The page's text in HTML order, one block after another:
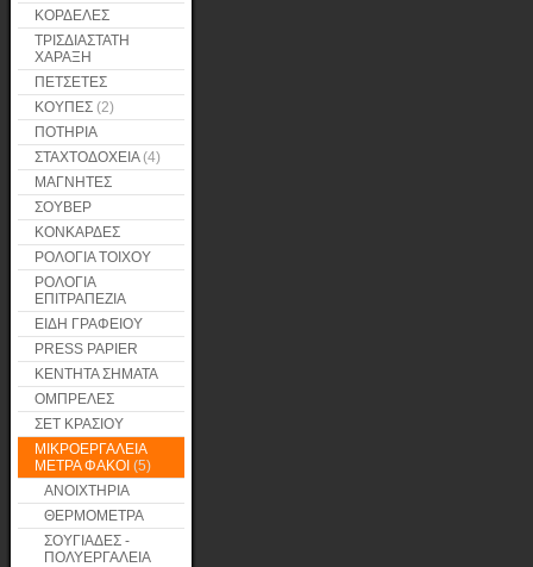
ΚΟΡΔΕΛΕΣ
ΤΡΙΣΔΙΑΣΤΑΤΗ
ΧΑΡΑΞΗ
ΠΕΤΣΕΤΕΣ
ΚΟΥΠΕΣ (2)
ΠΟΤΗΡΙΑ
ΣΤΑΧΤΟΔΟΧΕΙΑ(4)
ΜΑΓΝΗΤΕΣ
ΣΟΥΒΕΡ
ΚΟΝΚΑΡΔΕΣ
ΡΟΛΟΓΙΑ ΤΟΙΧΟΥ
ΡΟΛΟΓΙΑ
ΕΠΙΤΡΑΠΕΖΙΑ
ΕΙΔΗ ΓΡΑΦΕΙΟΥ
PRESS PAPIER
ΚΕΝΤΗΤΑ ΣΗΜΑΤΑ
ΟΜΠΡΕΛΕΣ
ΣΕΤ ΚΡΑΣΙΟΥ
ΜΙΚΡΟΕΡΓΑΛΕΙΑ
ΜΕΤΡΑ ΦΑΚΟΙ (5)
ΑΝΟΙΧΤΗΡΙΑ
ΘΕΡΜΟΜΕΤΡΑ
ΣΟΥΓΙΑΔΕΣ -
ΠΟΛΥΕΡΓΑΛΕΙΑ